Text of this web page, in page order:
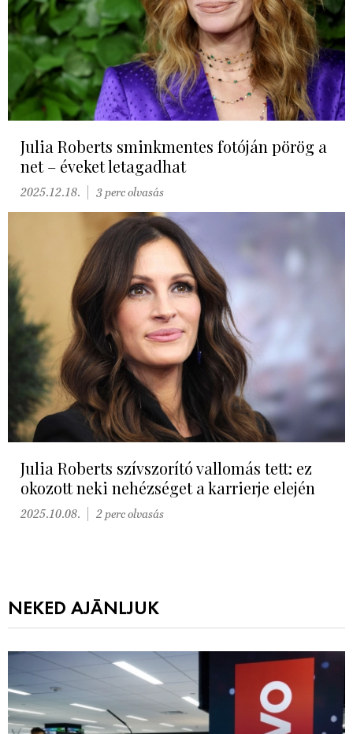
Julia Roberts sminkmentes fotóján pörög a
net – éveket letagadhat
2025.12.18. 3 perc olvasás
Julia Roberts szívszorító vallomás tett: ez
okozott neki nehézséget a karrierje elején
2025.10.08. 2 perc olvasás
NEKED AJÁNLJUK